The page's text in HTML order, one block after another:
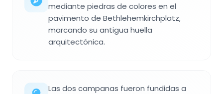
mediante piedras de colores en el
pavimento de Bethlehemkirchplatz,
marcando su antigua huella
arquitectónica.
Las dos campanas fueron fundidas a